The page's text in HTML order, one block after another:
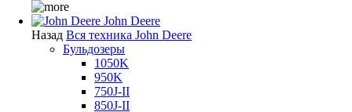
John Deere
Назад Вся техника John Deere
Бульдозеры
1050K
950K
750J-II
850J-II